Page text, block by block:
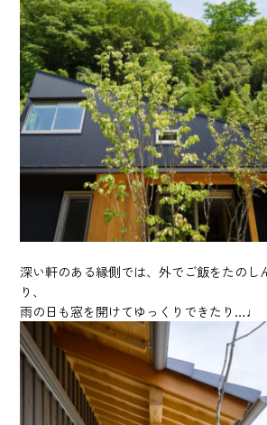
深い軒のある縁側では、外でご飯をたのし
り、
雨の日も窓を開けてゆっくりできたり…♩